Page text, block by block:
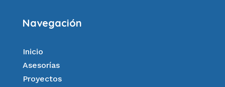
Navegación
Inicio
Asesorías
Proyectos